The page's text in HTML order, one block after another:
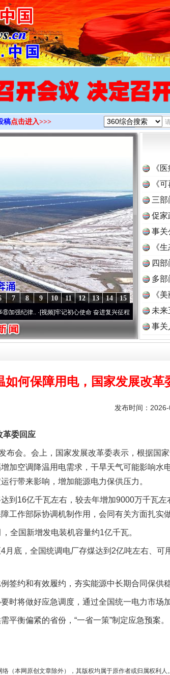
>
稿点击进入>>>
15
14
13
12
11
10
9
8
7
..·[视频]牢记初心使命 奋进复兴征程丨“转折之城”激荡..·[视
《
《
三
促家
事关
《
读
四
多部
《
未
事关
如何保障用电，国家发展改
发布时间：
委回应
会。会上，国家发展改革委表示，根据国
加空调降温用电需求，干旱天气可能影响水
行带来影响，增加能源电力保供压力。
16亿千瓦左右，较去年增加9000万千瓦左
工作部际协调机制作用，会同有关方面扎实
国新增发电装机容量约1亿千瓦。
底，全国统调电厂存煤达到2亿吨左右、可
约和有效履约，夯实能源中长期合同保供稳
将做好应急调度，通过全国统一电力市场
衡偏紧的省份，“一省一策”制定应急预案。
络（本网原创文章除外），其版权均属于原作者或归属权利
法徽映军营 权益有保障